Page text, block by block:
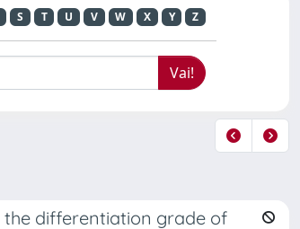
S T U V W X Y Z
the differentiation grade of